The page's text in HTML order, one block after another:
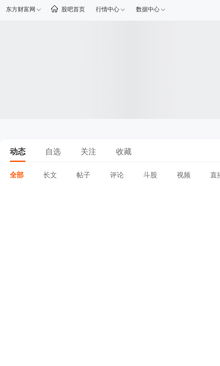
东方财富网 股吧首页 行情中心 数据中心
动态 自选 关注 收藏
全部 长文 帖子 评论 斗股 视频 直